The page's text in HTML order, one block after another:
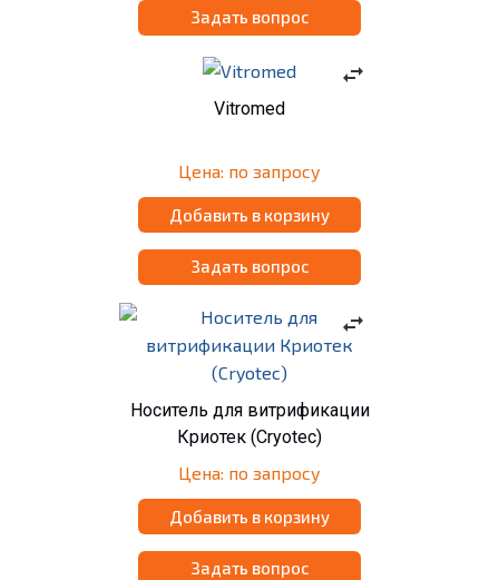
Задать вопрос
swap_horiz
Vitromed
Цена: по запросу
Добавить в корзину
Задать вопрос
swap_horiz
Носитель для витрификации
Криотек (Cryotec)
Цена: по запросу
Добавить в корзину
Задать вопрос